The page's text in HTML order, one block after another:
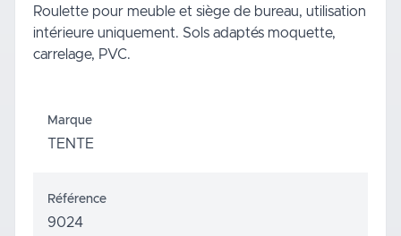
Roulette pour meuble et siège de bureau, utilisation
intérieure uniquement. Sols adaptés moquette,
carrelage, PVC.
Marque
TENTE
Référence
9024